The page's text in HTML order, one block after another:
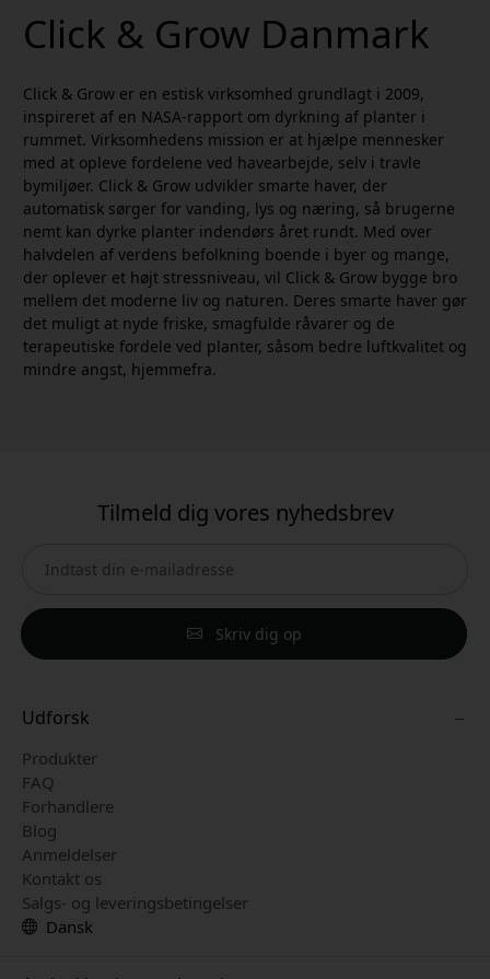
Click & Grow Danmark
Click & Grow er en estisk virksomhed grundlagt i 2009,
inspireret af en NASA-rapport om dyrkning af planter i
rummet. Virksomhedens mission er at hjælpe mennesker
med at opleve fordelene ved havearbejde, selv i travle
bymiljøer. Click & Grow udvikler smarte haver, der
automatisk sørger for vanding, lys og næring, så brugerne
nemt kan dyrke planter indendørs året rundt. Med over
halvdelen af verdens befolkning boende i byer og mange,
der oplever et højt stressniveau, vil Click & Grow bygge bro
mellem det moderne liv og naturen. Deres smarte haver gør
det muligt at nyde friske, smagfulde råvarer og de
terapeutiske fordele ved planter, såsom bedre luftkvalitet og
mindre angst, hjemmefra.
Tilmeld dig vores nyhedsbrev
Skriv dig op
Udforsk
Produkter
FAQ
Forhandlere
Blog
Anmeldelser
Kontakt os
Salgs- og leveringsbetingelser
Dansk